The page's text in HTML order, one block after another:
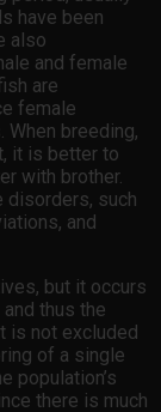
have been
also
and female
are
female
When breeding,
it is better to
with brother.
disorders, such
and
but it occurs
thus the
is not excluded
of a single
population’s
there is much